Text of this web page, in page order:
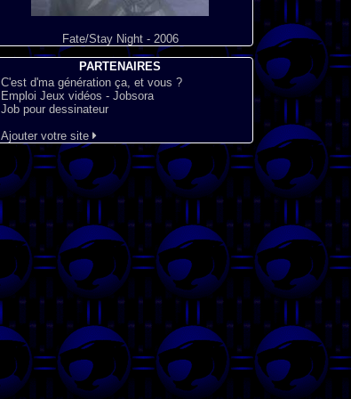
Fate/Stay Night - 2006
PARTENAIRES
C'est d'ma génération ça, et vous ?
Emploi Jeux vidéos - Jobsora
Job pour dessinateur
Ajouter votre site